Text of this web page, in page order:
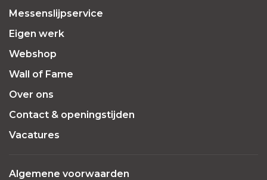
Messenslijpservice
Eigen werk
Webshop
Wall of Fame
Over ons
Contact & openingstijden
Vacatures
Algemene voorwaarden